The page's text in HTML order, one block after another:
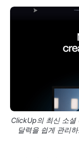
ClickUp의 최신 소셜
달력을 쉽게 관리